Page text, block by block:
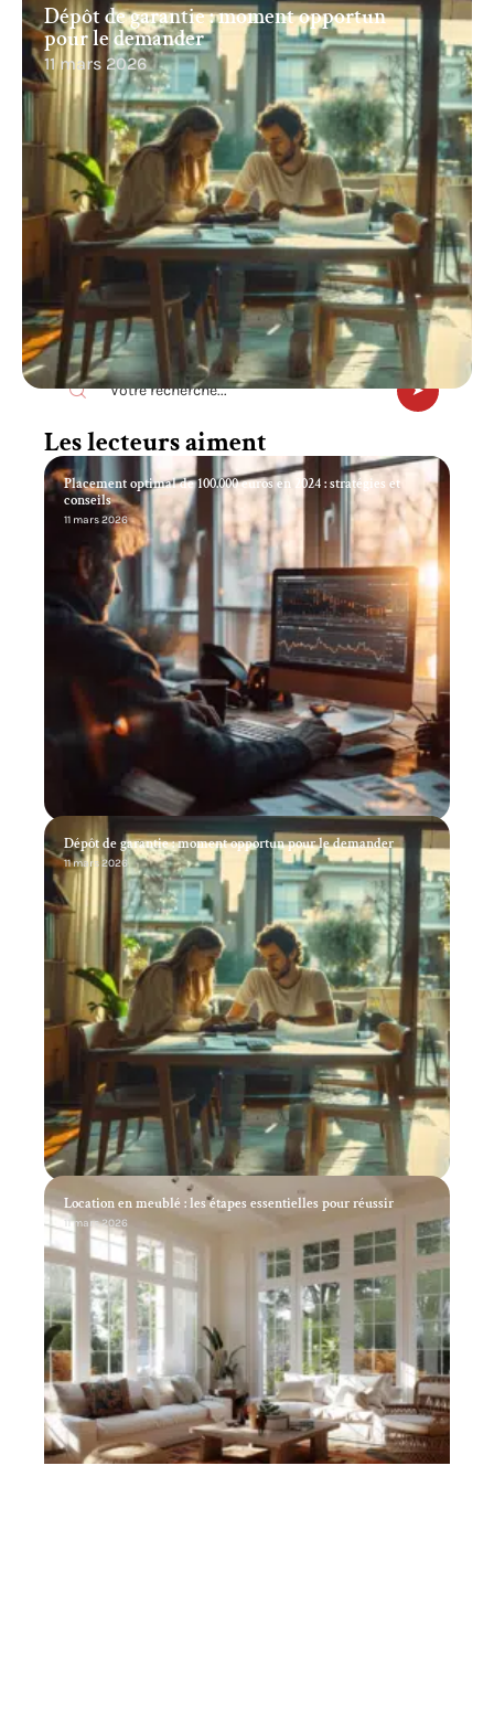
Dépôt de garantie : moment opportun
pour le demander
11 mars 2026
Recherche
Les lecteurs aiment
Placement optimal de 100.000 euros en 2024 : stratégies et
conseils
11 mars 2026
Dépôt de garantie : moment opportun pour le demander
11 mars 2026
Location en meublé : les étapes essentielles pour réussir
11 mars 2026